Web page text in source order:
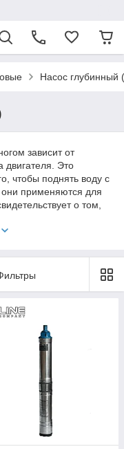
Насос глубинный
зависит от
двигателя. Это
чтобы поднять воду с
применяются для
о том,
в защитной
осуществляться